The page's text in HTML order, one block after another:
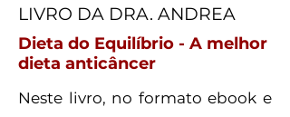
LIVRO DA DRA. ANDREA
Dieta do Equilíbrio - A melhor
dieta anticâncer
Neste livro, no formato ebook e